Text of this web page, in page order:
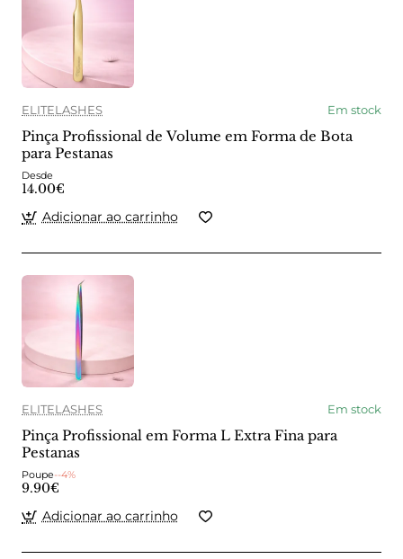
ELITELASHES Em stock
Pinça Profissional de Volume em Forma de Bota
para Pestanas
Desde
14.00€
Adicionar ao carrinho
ELITELASHES Em stock
Pinça Profissional em Forma L Extra Fina para
Pestanas
Poupe--4%
9.90€
Adicionar ao carrinho